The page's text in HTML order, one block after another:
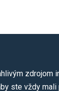
ste vždy